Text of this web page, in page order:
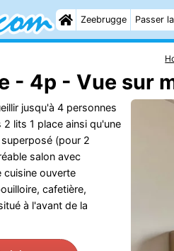
Zeebrugge Passer
- 4p - Vue sur
jusqu'à 4 personnes
lits 1 place ainsi qu'une
(pour 2
salon avec
cuisine ouverte
cafetière,
à l'avant de la